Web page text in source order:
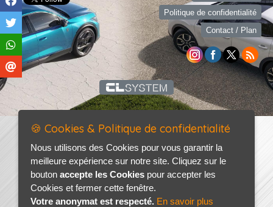
Politique de confidentialité
Contact / Plan
🍪 Cookies & Politique de confidentialité
Nous utilisons des Cookies pour vous garantir la
meilleure expérience sur notre site. Cliquez sur le
bouton accepte les Cookies pour accepter les
Cookies et fermer cette fenêtre.
Votre anonymat est respecté. En savoir plus